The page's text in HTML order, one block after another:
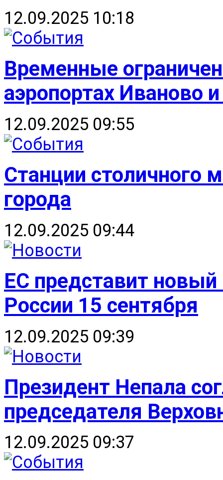
12.09.2025 10:18
Временные
аэропортах Иваново
12.09.2025 09:55
Станции столичного
города
12.09.2025 09:44
ЕС представит новый
России 15 сентября
12.09.2025 09:39
Президент Непала
председателя
12.09.2025 09:37